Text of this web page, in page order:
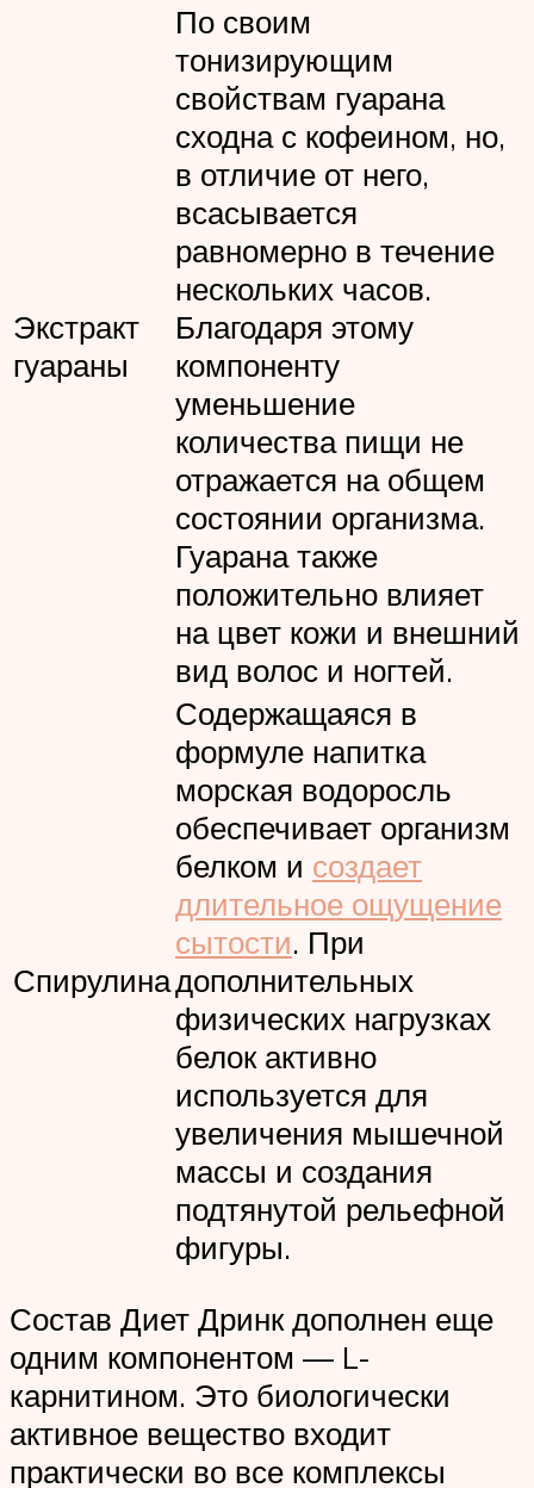
Экстракт
гуараны
По своим
тонизирующим
свойствам гуарана
сходна с кофеином, но,
в отличие от него,
всасывается
равномерно в течение
нескольких часов.
Благодаря этому
компоненту
уменьшение
количества пищи не
отражается на общем
состоянии организма.
Гуарана также
положительно влияет
на цвет кожи и внешний
вид волос и ногтей.
Спирулина
Содержащаяся в
формуле напитка
морская водоросль
обеспечивает организм
белком и создает
длительное ощущение
сытости. При
дополнительных
физических нагрузках
белок активно
используется для
увеличения мышечной
массы и создания
подтянутой рельефной
фигуры.
Состав Диет Дринк дополнен еще
одним компонентом — L-
карнитином. Это биологически
активное вещество входит
практически во все комплексы